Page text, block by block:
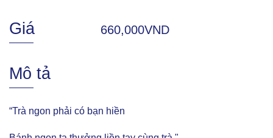
Giá 660,000VND
Mô tả
“Trà ngon phải có bạn hiền